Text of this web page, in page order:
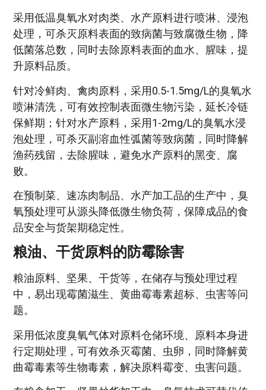
采用低温臭氧水对肉类、水产原料进行喷淋、浸泡
处理，可杀灭原料表面的致病菌与致腐微生物，降
低菌落总数，同时去除原料表面的血水、腥味，提
升原料品质。
针对冷鲜肉、禽肉原料，采用0.5-1.5mg/L的臭氧水
喷淋清洗，可有效控制表面微生物污染，延长冷链
保鲜期；针对水产原料，采用1-2mg/L的臭氧水浸
泡处理，可杀灭副溶血性弧菌等致病菌，同时降解
渔药残留，去除腥味，避免水产原料的黑变、腐
败。
在预制菜、速冻肉制品、水产加工品的生产中，臭
氧预处理可从源头降低微生物负荷，保障成品的食
品安全与货架期稳定性。
粮油、干货原料的防霉除害
粮油原料、坚果、干货等，在储存与预处理过程
中，易出现霉菌滋生、黄曲霉毒素超标、虫害等问
题。
采用低浓度臭氧气体对原料仓储环境、原料本身进
行定期处理，可有效杀灭霉菌、虫卵，同时降解黄
曲霉毒素等生物毒素，解决原料霉变、虫害问题。